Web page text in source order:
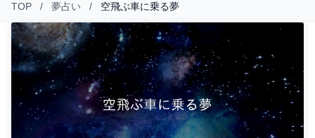
TOP / 夢占い / 空飛ぶ車に乗る夢